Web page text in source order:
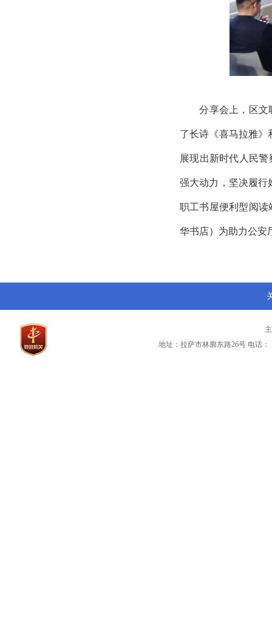
分享会上，区文联
了长诗《喜马拉雅》
展现出新时代人民
强大动力，坚决履行
职工书屋便利型阅读
华书店）为助力公安
地址：拉萨市林廓东路26号 电话：